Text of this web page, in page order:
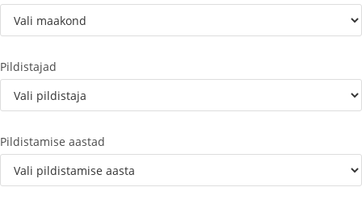
Pildistajad
Pildistamise aastad